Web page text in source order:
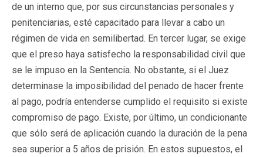
de un interno que, por sus circunstancias personales y
penitenciarias, esté capacitado para llevar a cabo un
régimen de vida en semilibertad. En tercer lugar, se exige
que el preso haya satisfecho la responsabilidad civil que
se le impuso en la Sentencia. No obstante, si el Juez
determinase la imposibilidad del penado de hacer frente
al pago, podría entenderse cumplido el requisito si existe
compromiso de pago. Existe, por último, un condicionante
que sólo será de aplicación cuando la duración de la pena
sea superior a 5 años de prisión. En estos supuestos, el